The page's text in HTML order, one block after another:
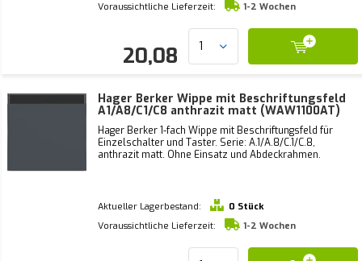
Voraussichtliche Lieferzeit:
1-2 Wochen
20,08
Hager Berker Wippe mit Beschriftungsfeld
A1/A8/C1/C8 anthrazit matt (WAW1100AT)
Hager Berker 1-fach Wippe mit Beschriftungsfeld für
Einzelschalter und Taster. Serie: A.1/A.8/C.1/C.8,
anthrazit matt. Ohne Einsatz und Abdeckrahmen.
Aktueller Lagerbestand:
0 Stück
Voraussichtliche Lieferzeit:
1-2 Wochen